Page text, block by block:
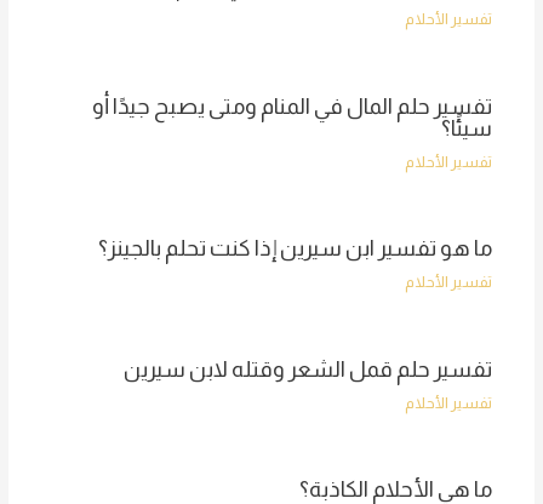
تفسير الأحلام
تفسير حلم المال في المنام ومتى يصبح جيدًا أو
سيئًا؟
تفسير الأحلام
ما هو تفسير ابن سيرين إذا كنت تحلم بالجينز؟
تفسير الأحلام
تفسير حلم قمل الشعر وقتله لابن سيرين
تفسير الأحلام
ما هي الأحلام الكاذبة؟